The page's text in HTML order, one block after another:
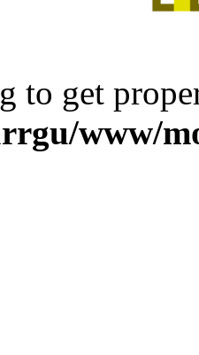
to get
www/